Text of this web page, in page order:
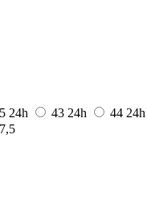
24h 43 24h 44 24h